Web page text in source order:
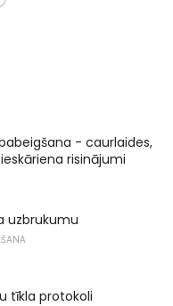
- caurlaides,
risinājumi
uzbrukumu
tīkla protokoli